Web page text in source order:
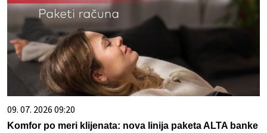
09. 07. 2026 09:20
Komfor po meri klijenata: nova linija paketa ALTA banke